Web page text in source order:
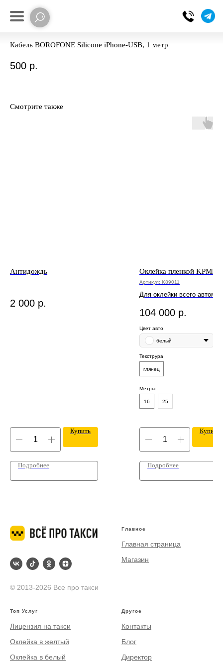
Кабель BOROFONE Silicone iРhone-USB, 1 метр
500 р.
Смотрите также
Антидождь
2 000 р.
Купить
Подробнее
Оклейка пленкой KPMF
Артикул: K89011
Для оклейки всего
104 000 р.
Цвет авто
белый
Текструра
глянец
Метры
16 25
Купить
Подробнее
© 2013-2026 Все про такси
Главное
Главная страница
Магазин
Топ Услуг
Лицензия на такси
Оклейка в желтый
Оклейка в белый
Другое
Контакты
Блог
Директор